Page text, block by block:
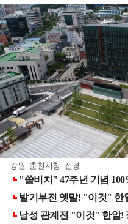
강원 춘천시청 전경